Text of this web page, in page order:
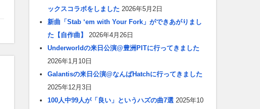
ックスコラボをしました 2026年5月2日
新曲「Stab ‘em with Your Fork」ができあがりまし
た【自作曲】
2026年4月26日
Underworldの来日公演@豊洲PITに行ってきました
2026年1月10日
Galantisの来日公演@なんばHatchに行ってきました
2025年12月3日
100人中99人が「良い」というハズの曲7選 2025年10